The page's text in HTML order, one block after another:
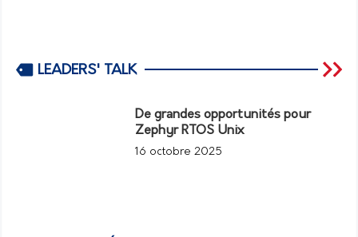
LEADERS' TALK
De grandes opportunités pour
Zephyr RTOS Unix
16 octobre 2025